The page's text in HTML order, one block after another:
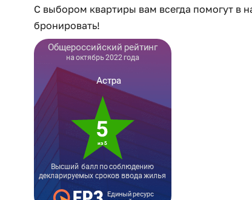
С выбором квартиры вам всегда помогут в
бронировать!